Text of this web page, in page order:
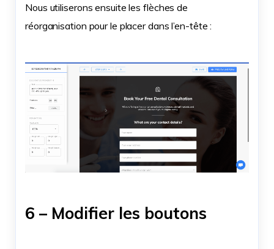
Nous utiliserons ensuite les flèches de
réorganisation pour le placer dans l’en-tête :
6 – Modifier les boutons